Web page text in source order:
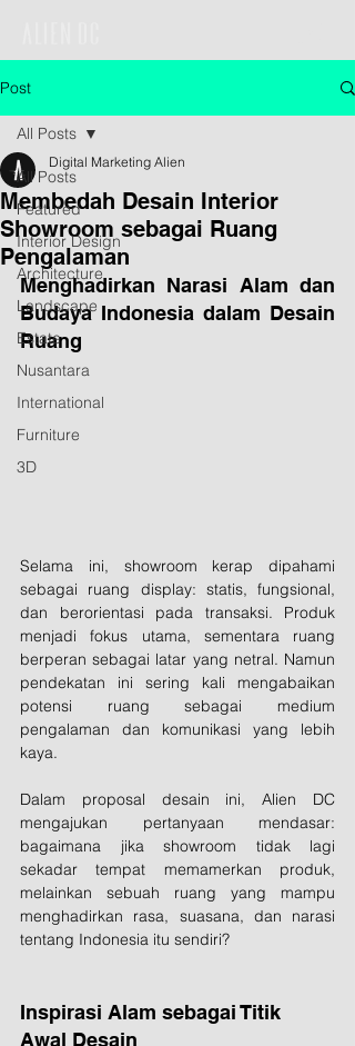
Post
All Posts
Featured
Interior Design
Architecture
Landscape
Estate
Nusantara
International
Furniture
3D
All Posts
Membedah Desain Interior
Showroom sebagai Ruang
Pengalaman
Digital Marketing Alien
Menghadirkan Narasi Alam dan
Budaya Indonesia dalam Desain
Ruang
Selama ini, showroom kerap dipahami
sebagai ruang display: statis, fungsional,
dan berorientasi pada transaksi. Produk
menjadi fokus utama, sementara ruang
berperan sebagai latar yang netral. Namun
pendekatan ini sering kali mengabaikan
potensi ruang sebagai medium
pengalaman dan komunikasi yang lebih
kaya.
Dalam proposal desain ini, Alien DC
mengajukan pertanyaan mendasar:
bagaimana jika showroom tidak lagi
sekadar tempat memamerkan produk,
melainkan sebuah ruang yang mampu
menghadirkan rasa, suasana, dan narasi
tentang Indonesia itu sendiri?
Inspirasi Alam sebagai Titik
Awal Desain